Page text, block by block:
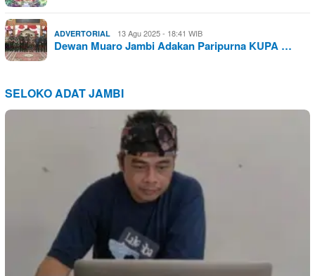
ADVERTORIAL 13 Agu 2025 - 18:41 WIB
Dewan Muaro Jambi Adakan Paripurna KUPA …
SELOKO ADAT JAMBI